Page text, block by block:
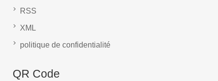
RSS
XML
politique de confidentialité
QR Code